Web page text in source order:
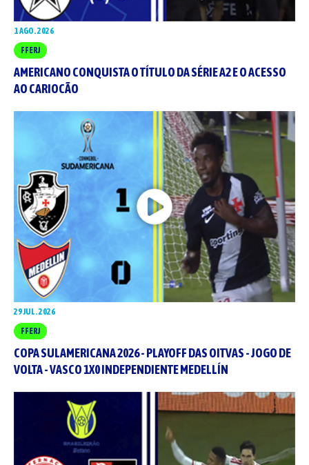
1 AGO. 2026
FFERJ
AMERICANO CONQUISTA O TÍTULO DA SÉRIE A2 E O ACESSO
AO CARIOCÃO
29 JUL. 2026
FFERJ
COPA SULAMERICANA 2026 - PLAYOFF DAS OITVAS - JOGO DE
VOLTA - VASCO 1X0 INDEPENDIENTE MEDELLÍN